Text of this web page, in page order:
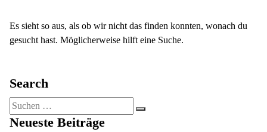
Es sieht so aus, als ob wir nicht das finden konnten, wonach du
gesucht hast. Möglicherweise hilft eine Suche.
Search
Suche
nach:
Neueste Beiträge